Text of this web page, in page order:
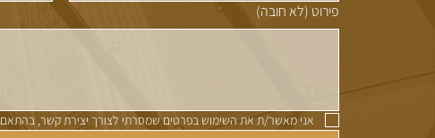
פירוט (לא חובה)
אני מאשר/ת את השימוש בפרטים שמסרתי לצורך יצירת קשר, בהתאם